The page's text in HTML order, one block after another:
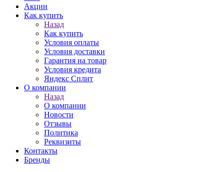
Акции
Как купить
Назад
Как купить
Условия оплаты
Условия доставки
Гарантия на товар
Условия кредита
Яндекс Сплит
О компании
Назад
О компании
Новости
Отзывы
Политика
Реквизиты
Контакты
Бренды